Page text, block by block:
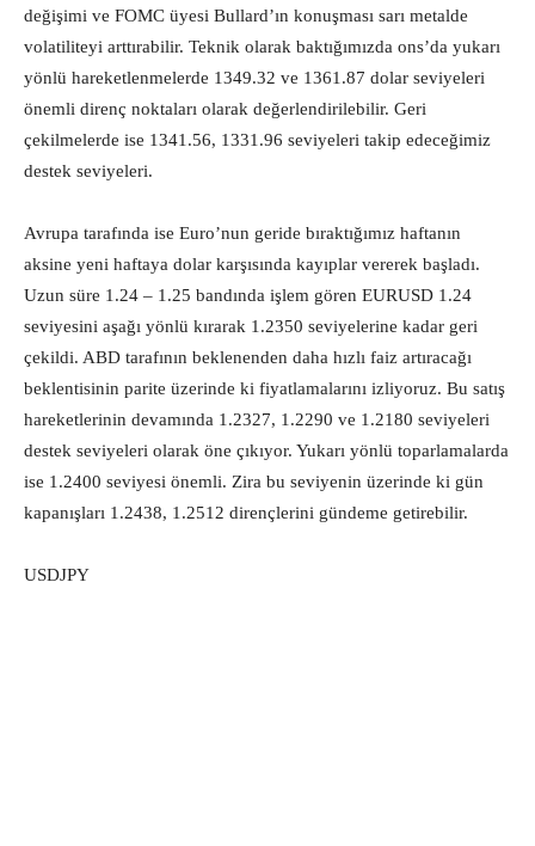
değişimi ve FOMC üyesi Bullard’ın konuşması sarı metalde
volatiliteyi arttırabilir. Teknik olarak baktığımızda ons’da yukarı
yönlü hareketlenmelerde 1349.32 ve 1361.87 dolar seviyeleri
önemli direnç noktaları olarak değerlendirilebilir. Geri
çekilmelerde ise 1341.56, 1331.96 seviyeleri takip edeceğimiz
destek seviyeleri.
Avrupa tarafında ise Euro’nun geride bıraktığımız haftanın
aksine yeni haftaya dolar karşısında kayıplar vererek başladı.
Uzun süre 1.24 – 1.25 bandında işlem gören EURUSD 1.24
seviyesini aşağı yönlü kırarak 1.2350 seviyelerine kadar geri
çekildi. ABD tarafının beklenenden daha hızlı faiz artıracağı
beklentisinin parite üzerinde ki fiyatlamalarını izliyoruz. Bu satış
hareketlerinin devamında 1.2327, 1.2290 ve 1.2180 seviyeleri
destek seviyeleri olarak öne çıkıyor. Yukarı yönlü toparlamalarda
ise 1.2400 seviyesi önemli. Zira bu seviyenin üzerinde ki gün
kapanışları 1.2438, 1.2512 dirençlerini gündeme getirebilir.
USDJPY